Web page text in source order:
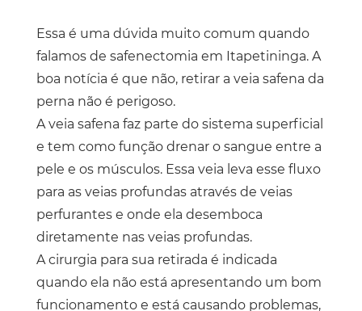
Essa é uma dúvida muito comum quando
falamos de safenectomia em Itapetininga. A
boa notícia é que não, retirar a veia safena da
perna não é perigoso.
A veia safena faz parte do sistema superficial
e tem como função drenar o sangue entre a
pele e os músculos. Essa veia leva esse fluxo
para as veias profundas através de veias
perfurantes e onde ela desemboca
diretamente nas veias profundas.
A cirurgia para sua retirada é indicada
quando ela não está apresentando um bom
funcionamento e está causando problemas,